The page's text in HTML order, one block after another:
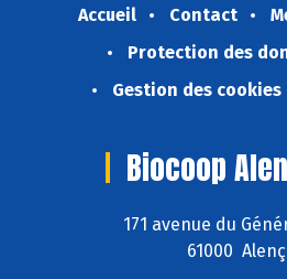
Accueil Contact
Protection des
Gestion des cookies
Biocoop
171 avenue du
61000